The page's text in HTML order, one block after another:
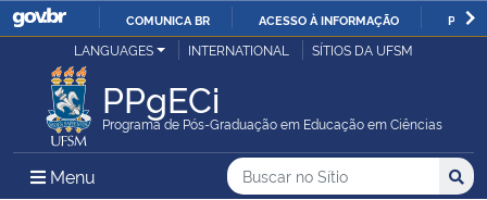
IR
COMUNICA BR ACESSO À INFORMAÇÃO
Ministério da Justiça e Segurança Pública
Ministério da Defesa
LANGUAGES INTERNATIONAL SÍTIOS DA UFSM
PPgECi
Programa de Pós-Graduação em Educação em Ciências
Menu Menu Principal do Sítio
Busca
Buscar no no Sítio
Busca: